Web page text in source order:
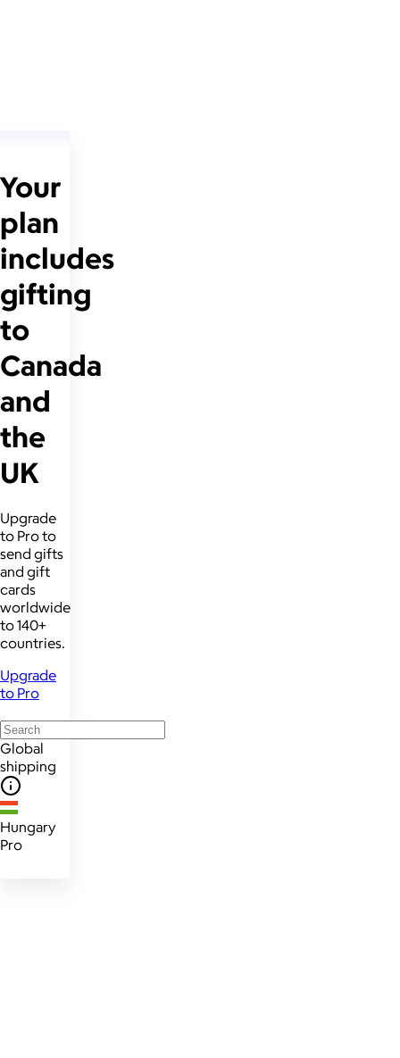
Your
plan
includes
gifting
to
Canada
and
the
UK
Upgrade
to Pro to
send gifts
and gift
cards
worldwide
to 140+
countries.
Upgrade
to Pro
Global
shipping
Hungary
Pro